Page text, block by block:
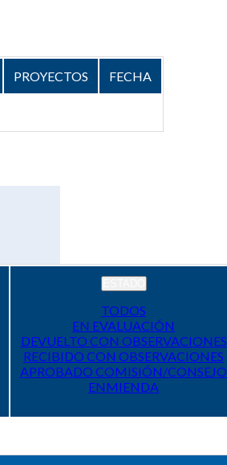
PROYECTOS FECHA
TODOS
EN EVALUACIÓN
DEVUELTO CON OBSERVACIONES
RECIBIDO CON OBSERVACIONES
APROBADO COMISIÓN/CONSEJO
ENMIENDA